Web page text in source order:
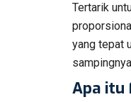
Tertarik
yang tepat
Apa itu